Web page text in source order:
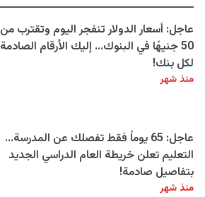
عاجل: أسعار الدولار تنفجر اليوم وتقترب من
50 جنيهًا في البنوك... إليك الأرقام الصادمة
لكل بنك!
منذ شهر
عاجل: 65 يوماً فقط تفصلك عن المدرسة...
التعليم تعلن خريطة العام الدراسي الجديد
بتفاصيل صادمة!
منذ شهر